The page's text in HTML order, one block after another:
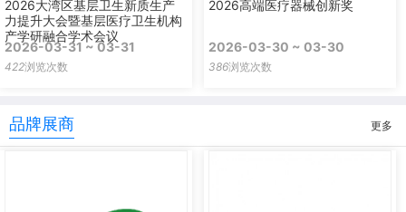
2026大湾区基层卫生新质生产
力提升大会暨基层医疗卫生机构
产学研融合学术会议
2026-03-31 ~ 03-31
422浏览次数
2026高端医疗器械创新奖
2026-03-30 ~ 03-30
386浏览次数
品牌展商 更多